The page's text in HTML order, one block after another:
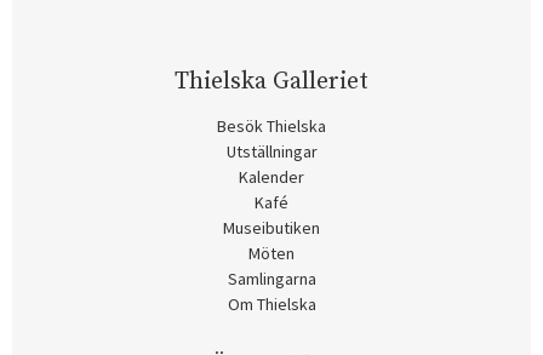
Thielska Galleriet
Besök Thielska
Utställningar
Kalender
Kafé
Museibutiken
Möten
Samlingarna
Om Thielska